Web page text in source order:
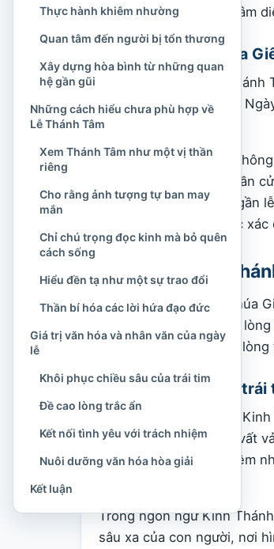
Đức Kitô, còn Thánh Tâm
Lễ Thánh Tâm Chúa
Năm 2026, Lễ trọng
2026. Đây đồng thời là
Công giáo.
Ngày lễ truyền thống
đoàn có thể tổ chức tuần
đoàn vào những ngày gần
vẫn được
Nền tảng Kinh
Cụm từ “Thánh Tâm Chúa
Tuy nhiên, ý nghĩa của
Thánh nói về tình yêu,
Lời mời gọi học nơi trái
Một trong những đoạn
gọi những người đang vất
Đấng “hiền lành và khiêm
Trong ngôn ngữ Kinh
sâu xa của con người, nơi
Thực hành khiêm nhường
Quan tâm đến người bị tổn thương
Xây dựng hòa bình từ những quan
hệ gần gũi
Những cách hiểu chưa phù hợp về
Lễ Thánh Tâm
Xem Thánh Tâm như một vị thần
riêng
Cho rằng ảnh tượng tự ban may
mắn
Chỉ chú trọng đọc kinh mà bỏ quên
cách sống
Hiểu đền tạ như một sự trao đổi
Thần bí hóa các lời hứa đạo đức
Giá trị văn hóa và nhân văn của ngày
lễ
Khôi phục chiều sâu của trái tim
Đề cao lòng trắc ẩn
Kết nối tình yêu với trách nhiệm
Nuôi dưỡng văn hóa hòa giải
Kết luận